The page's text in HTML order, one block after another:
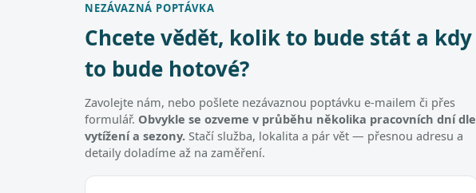
NEZÁVAZNÁ POPTÁVKA
Chcete vědět, kolik to bude stát a kdy
to bude hotové?
Zavolejte nám, nebo pošlete nezávaznou poptávku e-mailem či přes
formulář. Obvykle se ozveme v průběhu několika pracovních dní dle
vytížení a sezony. Stačí služba, lokalita a pár vět — přesnou adresu a
detaily doladíme až na zaměření.